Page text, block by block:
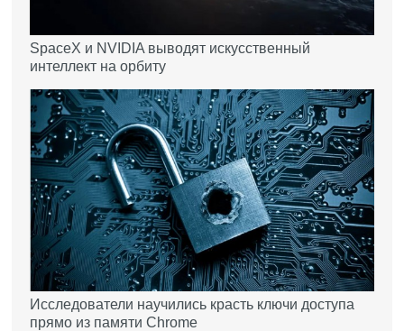
SpaceX и NVIDIA выводят искусственный
интеллект на орбиту
Исследователи научились красть ключи доступа
прямо из памяти Chrome